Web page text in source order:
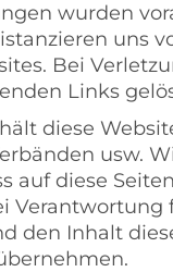
wurden
uns
Bei
Links
diese
usw.
auf diese
Verantwortung
den Inhalt